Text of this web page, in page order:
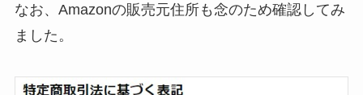
なお、Amazonの販売元住所も念のため確認してみ
ました。